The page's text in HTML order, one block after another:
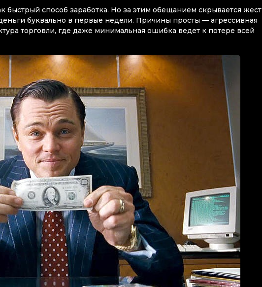
способ заработка. Но за этим обещанием скрывается
буквально в первые недели. Причины просты — агрессивная
торговли, где даже минимальная ошибка ведет к потере всей